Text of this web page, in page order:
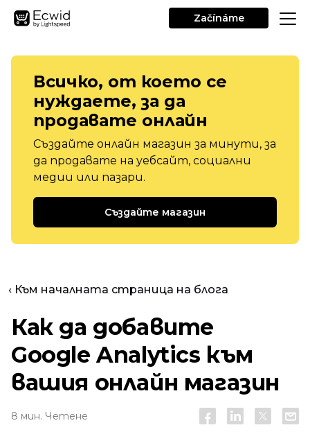
Začínáme
Всичко, от което се
нуждаете, за да
продавате онлайн
Създайте онлайн магазин за минути, за
да продавате на уебсайт, социални
медии или пазари.
Създайте магазин
‹ Към началната страница на блога
Как да добавите
Google Analytics към
вашия онлайн магазин
8 мин. Четене